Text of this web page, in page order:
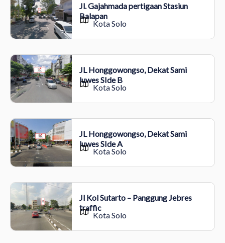
Jl. Gajahmada pertigaan Stasiun
Balapan
Kota Solo
JL Honggowongso, Dekat Sami
luwes SIde B
Kota Solo
JL Honggowongso, Dekat Sami
luwes SIde A
Kota Solo
Jl Kol Sutarto – Panggung Jebres
traffic
Kota Solo